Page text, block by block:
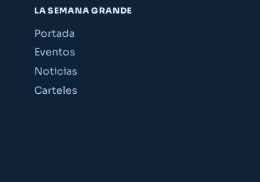
LA SEMANA GRANDE
Portada
Eventos
Noticias
Carteles